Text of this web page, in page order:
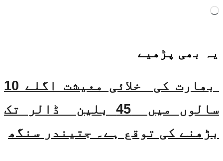
Loading…
یہ بھی پڑھیے
بھارت کی خلائی معیشت اگلے 10
سالوں میں 45 بلین ڈالر تک
بڑھنے کی توقع ہے۔ جتیندر سنگھ